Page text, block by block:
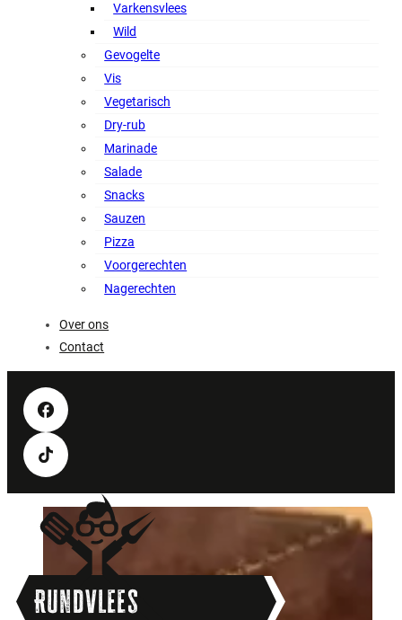
Varkensvlees
Wild
Gevogelte
Vis
Vegetarisch
Dry-rub
Marinade
Salade
Snacks
Sauzen
Pizza
Voorgerechten
Nagerechten
Over ons
Contact
Rundvlees